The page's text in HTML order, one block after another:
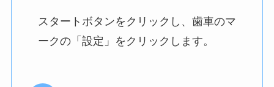
スタートボタンをクリックし、歯車のマ
ークの「設定」をクリックします。